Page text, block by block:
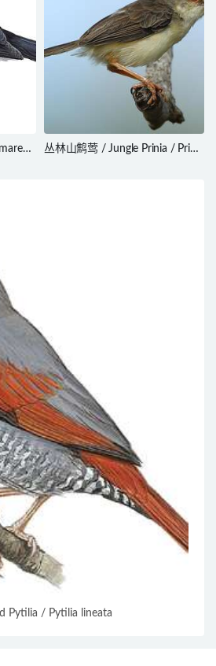
丛林山鹪莺 / Jungle Prinia / Prinia
Pytilia / Pytilia lineata